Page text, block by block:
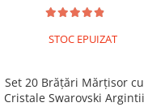
STOC EPUIZAT
Set 20 Brățări Mărțisor cu
Cristale Swarovski Argintii